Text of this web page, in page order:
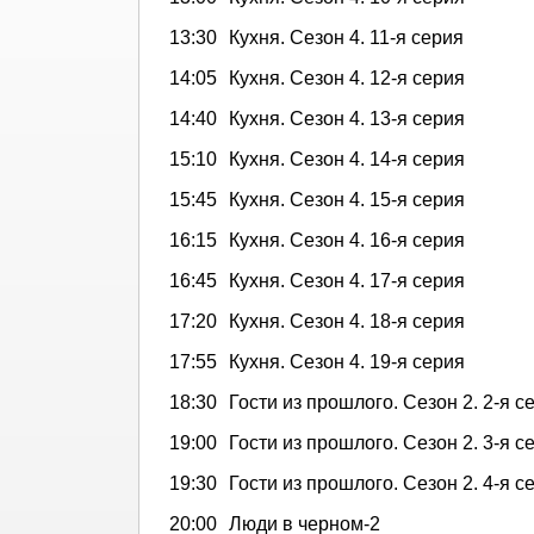
13:30
Кухня. Сезон 4. 11-я серия
14:05
Кухня. Сезон 4. 12-я серия
14:40
Кухня. Сезон 4. 13-я серия
15:10
Кухня. Сезон 4. 14-я серия
15:45
Кухня. Сезон 4. 15-я серия
16:15
Кухня. Сезон 4. 16-я серия
16:45
Кухня. Сезон 4. 17-я серия
17:20
Кухня. Сезон 4. 18-я серия
17:55
Кухня. Сезон 4. 19-я серия
18:30
Гости из прошлого. Сезон 2. 2-я
19:00
Гости из прошлого. Сезон 2. 3-я
19:30
Гости из прошлого. Сезон 2. 4-я
20:00 Люди в черном-2